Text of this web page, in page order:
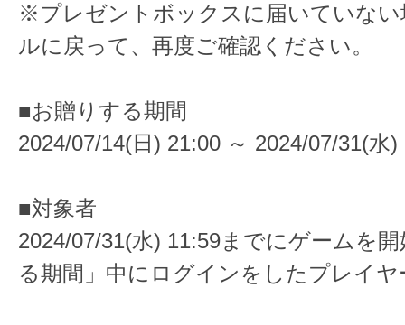
※プレゼントボックスに届いていない
ルに戻って、再度ご確認ください。
■お贈りする期間
2024/07/14(日) 21:00 ～ 2024/07/31(水)
■対象者
2024/07/31(水) 11:59までにゲームを
る期間」中にログインをしたプレイ